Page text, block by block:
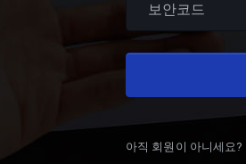
아직 회원이 아니세요?